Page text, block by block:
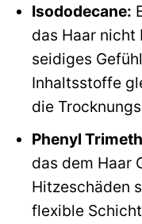
Isododecane:
das Haar
seidiges
Inhaltsstoffe
die
Phenyl
das dem Haar
Hitzeschäden
flexible